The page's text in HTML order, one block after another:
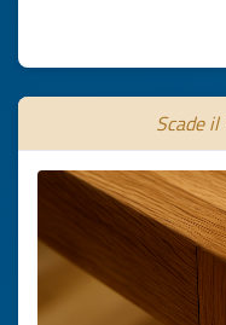
Scade il